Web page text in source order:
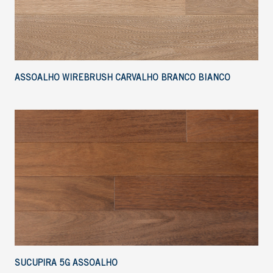
ASSOALHO WIREBRUSH CARVALHO BRANCO BIANCO
SUCUPIRA 5G ASSOALHO